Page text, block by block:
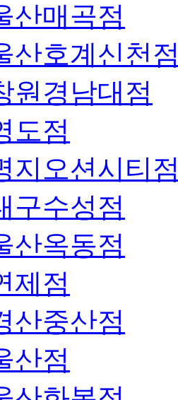
산매곡점
산호계신천
원경남대점
도점
지오션시티
구수성점
산옥동점
제점
산중산점
산점